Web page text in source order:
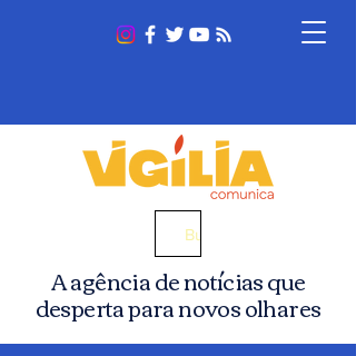
A agência de notícias que
desperta para novos olhares
Busca